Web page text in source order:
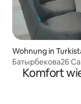
Wohnung in
Батырбекова26
Komfort